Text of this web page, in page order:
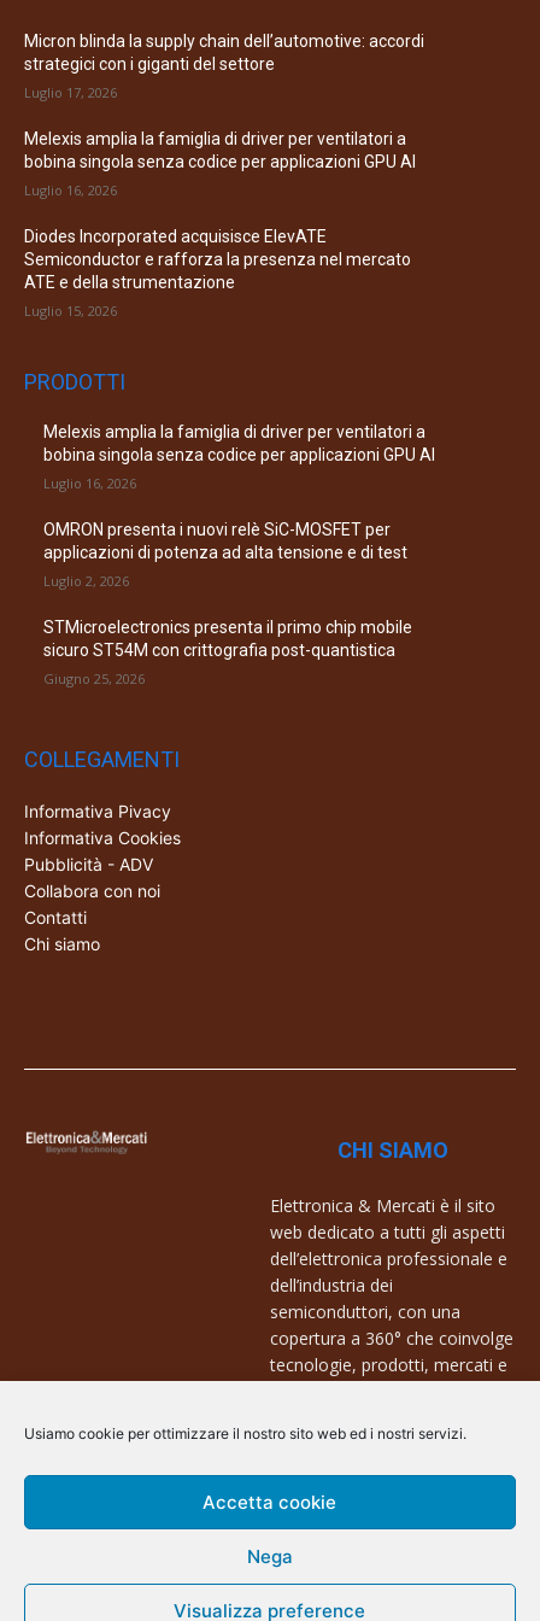
Usiamo cookie per ottimizzare il nostro sito web ed i nostri servizi.
Accetta cookie
Nega
Visualizza preference
Micron blinda la supply chain dell’automotive: accordi
strategici con i giganti del settore
Luglio 17, 2026
Melexis amplia la famiglia di driver per ventilatori a
bobina singola senza codice per applicazioni GPU AI
Luglio 16, 2026
Diodes Incorporated acquisisce ElevATE
Semiconductor e rafforza la presenza nel mercato
ATE e della strumentazione
Luglio 15, 2026
PRODOTTI
Melexis amplia la famiglia di driver per ventilatori a
bobina singola senza codice per applicazioni GPU AI
Luglio 16, 2026
OMRON presenta i nuovi relè SiC-MOSFET per
applicazioni di potenza ad alta tensione e di test
Luglio 2, 2026
STMicroelectronics presenta il primo chip mobile
sicuro ST54M con crittografia post-quantistica
Giugno 25, 2026
COLLEGAMENTI
Informativa Pivacy
Informativa Cookies
Pubblicità - ADV
Collabora con noi
Contatti
Chi siamo
CHI SIAMO
Elettronica & Mercati è il sito
web dedicato a tutti gli aspetti
dell’elettronica professionale e
dell’industria dei
semiconduttori, con una
copertura a 360° che coinvolge
tecnologie, prodotti, mercati e
Contatti:
info@arscommunication.it
@ArsCommunication 2023